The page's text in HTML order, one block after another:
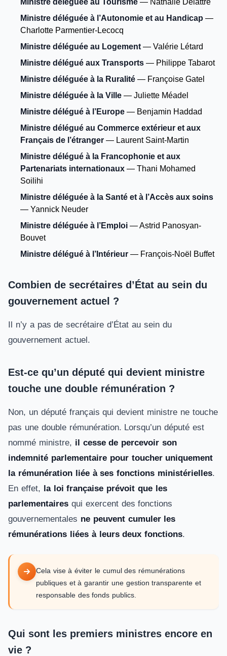
Ministre déléguée au Tourisme — Nathalie Delattre
Ministre déléguée à l’Autonomie et au Handicap —
Charlotte Parmentier-Lecocq
Ministre déléguée au Logement — Valérie Létard
Ministre délégué aux Transports — Philippe Tabarot
Ministre déléguée à la Ruralité — Françoise Gatel
Ministre déléguée à la Ville — Juliette Méadel
Ministre délégué à l’Europe — Benjamin Haddad
Ministre délégué au Commerce extérieur et aux
Français de l’étranger — Laurent Saint-Martin
Ministre délégué à la Francophonie et aux
Partenariats internationaux — Thani Mohamed
Soilihi
Ministre déléguée à la Santé et à l’Accès aux soins
— Yannick Neuder
Ministre déléguée à l’Emploi — Astrid Panosyan-
Bouvet
Ministre délégué à l’Intérieur — François-Noël Buffet
Combien de secrétaires d’État au sein du
gouvernement actuel ?
Il n’y a pas de secrétaire d’État au sein du
gouvernement actuel.
Est-ce qu’un député qui devient ministre
touche une double rémunération ?
Non, un député français qui devient ministre ne touche
pas une double rémunération. Lorsqu’un député est
nommé ministre, il cesse de percevoir son
indemnité parlementaire pour toucher uniquement
la rémunération liée à ses fonctions ministérielles.
En effet, la loi française prévoit que les
parlementaires qui exercent des fonctions
gouvernementales ne peuvent cumuler les
rémunérations liées à leurs deux fonctions.
Cela vise à éviter le cumul des rémunérations
publiques et à garantir une gestion transparente et
responsable des fonds publics.
Qui sont les premiers ministres encore en
vie ?